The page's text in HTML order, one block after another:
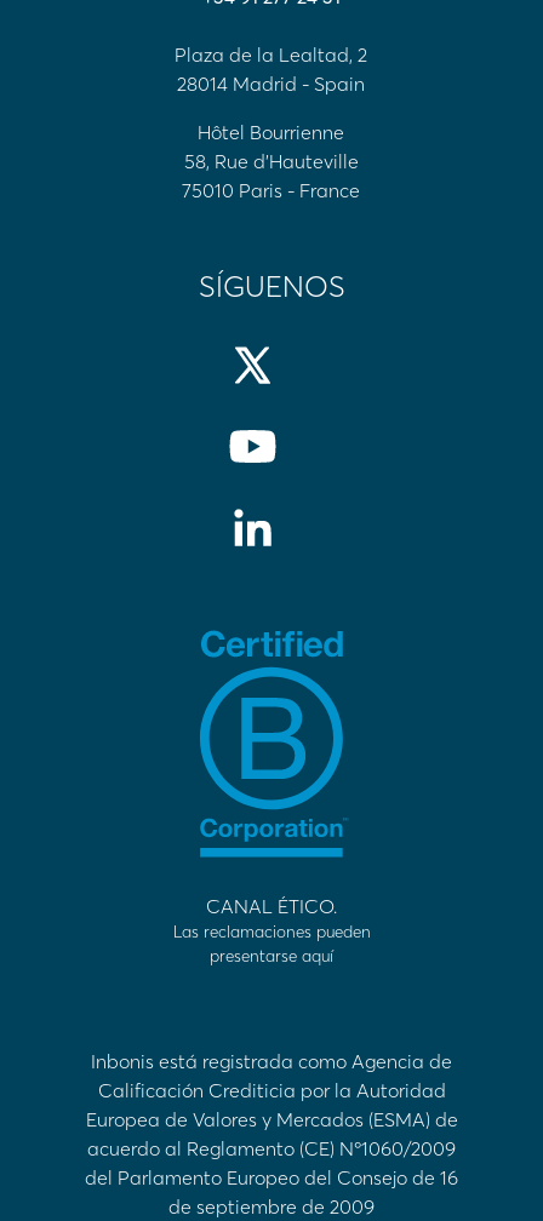
Plaza de la Lealtad, 2
28014 Madrid - Spain
Hôtel Bourrienne
58, Rue d'Hauteville
75010 Paris - France
SÍGUENOS
CANAL ÉTICO.
Las reclamaciones pueden
presentarse aquí
Inbonis está registrada como Agencia de
Calificación Crediticia por la Autoridad
Europea de Valores y Mercados (ESMA) de
acuerdo al Reglamento (CE) Nº1060/2009
del Parlamento Europeo del Consejo de 16
de septiembre de 2009